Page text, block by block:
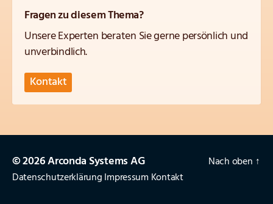
Fragen zu diesem Thema?
Unsere Experten beraten Sie gerne persönlich und
unverbindlich.
Kontakt
© 2026 Arconda Systems AG
DatenschutzerklärungImpressum Kontakt
Nach oben ↑